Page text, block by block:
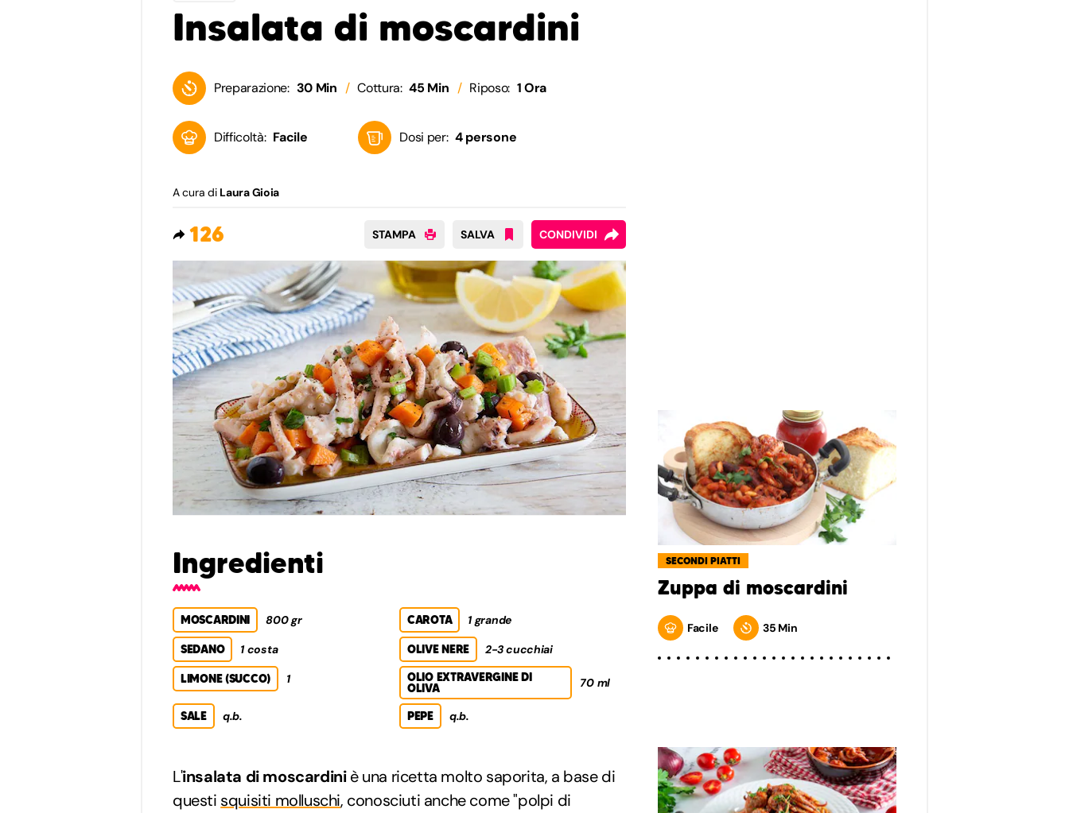
Insalata di moscardini
Preparazione: 30 Min Cottura: 45 Min Riposo: 1 Ora
Difficoltà: Facile Dosi per: 4 persone
A cura di Laura Gioia
126 STAMPA SALVA CONDIVIDI
Ingredienti
MOSCARDINI 800 gr CAROTA 1 grande
SEDANO 1 costa OLIVE NERE 2-3 cucchiai
LIMONE (SUCCO) 1 OLIO EXTRAVERGINE DI
OLIVA 70 ml
SALE q.b. PEPE q.b.
L'insalata di moscardiniè una ricetta molto saporita, a base di
questi squisiti molluschi, conosciuti anche come "polpi di
SECONDI PIATTI
Zuppa di moscardini
Facile 35 Min